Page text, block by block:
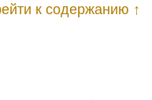
к содержанию ↑